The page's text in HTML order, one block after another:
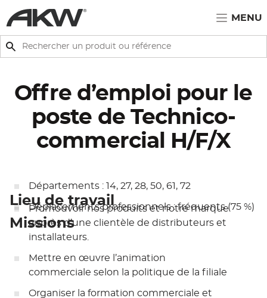
MENU
Rechercher
Rechercher
Offre d’emploi pour le
poste de Technico-
commercial H/F/X
Lieu de travail
Départements : 14, 27, 28, 50, 61, 72
Déplacements professionnels :fréquents (75 %)
Missions
Promouvoir nos produits et notre marque
auprès d’une clientèle de distributeurs et
installateurs.
Mettre en œuvre l’animation
commerciale selon la politique de la filiale
Organiser la formation commerciale et